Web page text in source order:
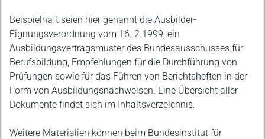
Beispielhaft seien hier genannt die Ausbilder-
Eignungsverordnung vom 16. 2.1999, ein
Ausbildungsvertragsmuster des Bundesausschusses für
Berufsbildung, Empfehlungen für die Durchführung von
Prüfungen sowie für das Führen von Berichtsheften in der
Form von Ausbildungsnachweisen. Eine Übersicht aller
Dokumente findet sich im Inhaltsverzeichnis.
Weitere Materialien können beim Bundesinstitut für